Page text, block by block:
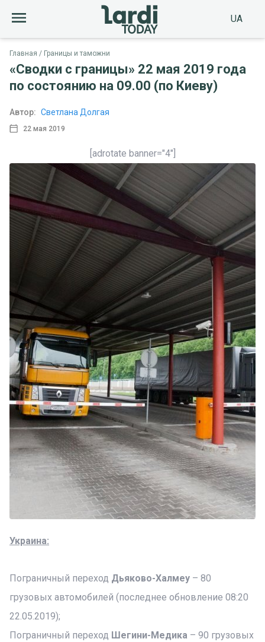
UA
Главная Границы и таможни
«Сводки с границы» 22 мая 2019 года
по состоянию на 09.00 (по Киеву)
22 мая 2019
Автор: Светлана Долгая
[adrotate banner="4"]
Украина:
Пограничный переход Дьяково-Халмеу – 80
грузовых автомобилей (последнее обновление 08:20
22.05.2019);
Пограничный переход Шегини-Медика – 90 грузовых